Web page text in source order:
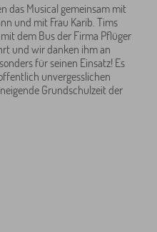
das Musical gemeinsam mit
und mit Frau Karib. Tims
dem Bus der Firma Pflüger
und wir danken ihm an
für seinen Einsatz! Es
unvergesslichen
Grundschulzeit der